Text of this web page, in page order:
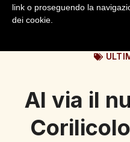
Al via il
link o proseguendo la
dei cookie.